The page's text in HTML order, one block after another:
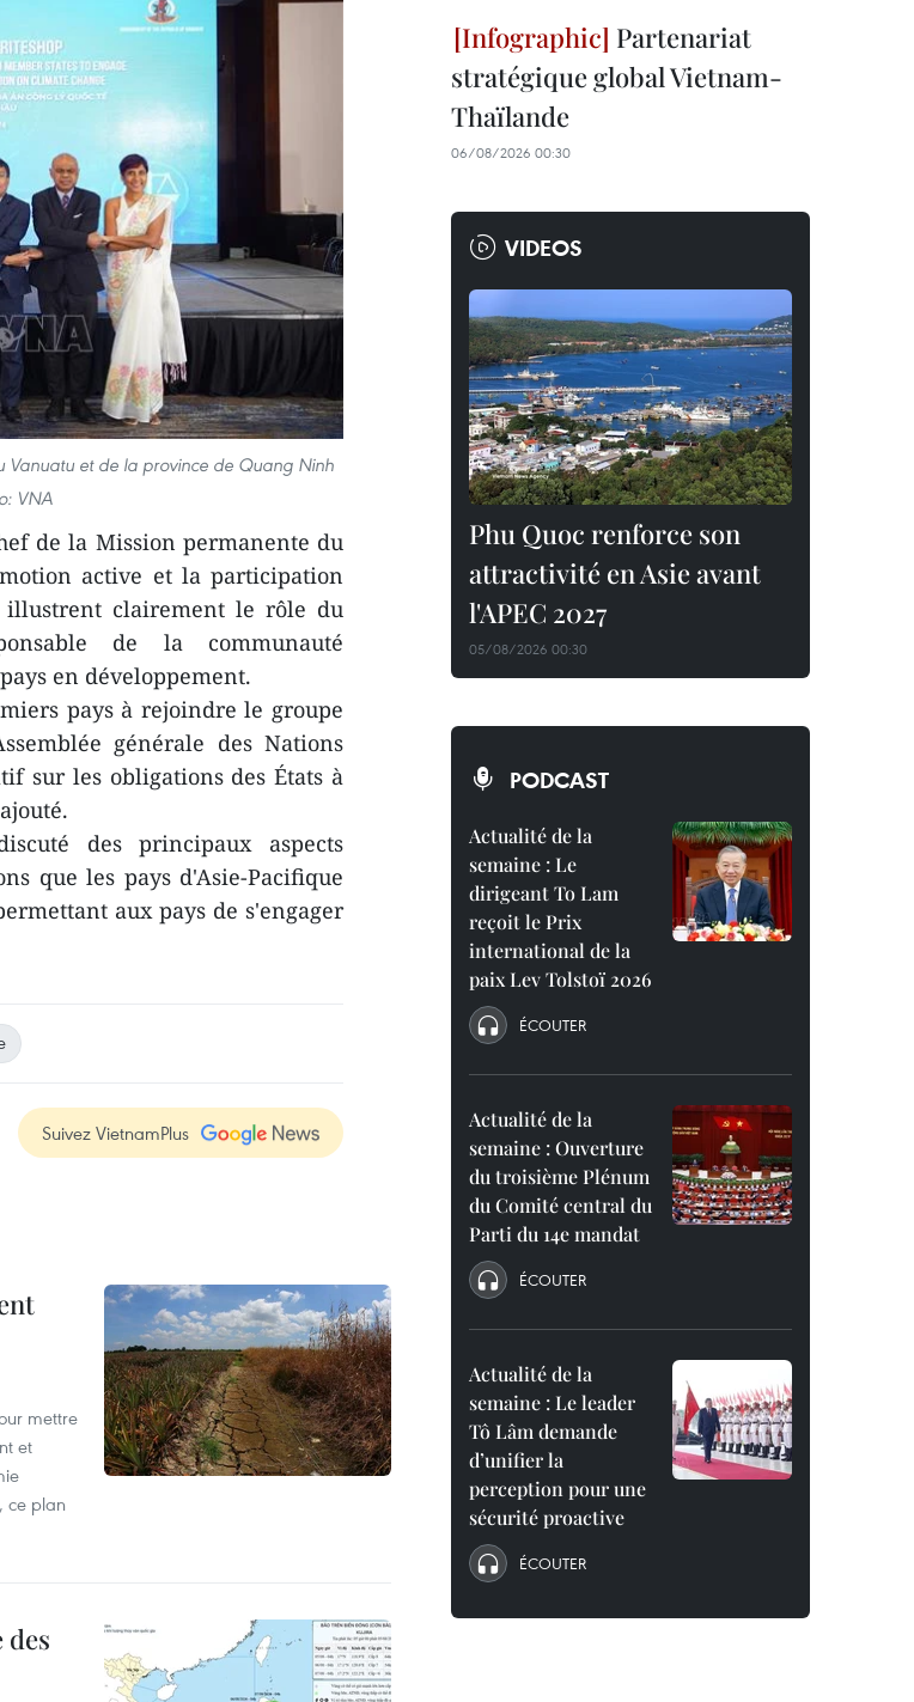
Vanuatu et de la province de Quang Ninh
VNA
de la Mission permanente du
active et la participation
illustrent clairement le rôle du
de la communauté
en développement.
pays à rejoindre le groupe
générale des Nations
sur les obligations des États à
des principaux aspects
que les pays d'Asie-Pacifique
aux pays de s'engager
Suivez VietnamPlus
mettre
et
ce plan
Partenariat
stratégique global Vietnam-
Thaïlande
06/08/2026 00:30
VIDEOS
Phu Quoc renforce son
attractivité en Asie avant
l'APEC 2027
05/08/2026 00:30
PODCAST
Actualité de la
semaine : Le
dirigeant To Lam
reçoit le Prix
international de la
paix Lev Tolstoï 2026
ÉCOUTER
Actualité de la
semaine : Ouverture
du troisième Plénum
du Comité central du
Parti du 14e mandat
ÉCOUTER
Actualité de la
semaine : Le leader
Tô Lâm demande
d’unifier la
perception pour une
sécurité proactive
ÉCOUTER